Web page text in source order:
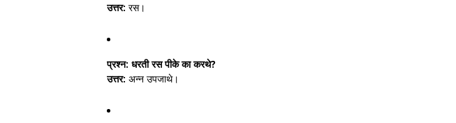
उत्तर: रस।
प्रश्न: धरती रस पीके का करथे?
उत्तर: अन्न उपजाथे।